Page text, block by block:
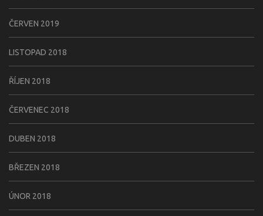
ČERVEN 2019
LISTOPAD 2018
ŘÍJEN 2018
ČERVENEC 2018
DUBEN 2018
BŘEZEN 2018
ÚNOR 2018